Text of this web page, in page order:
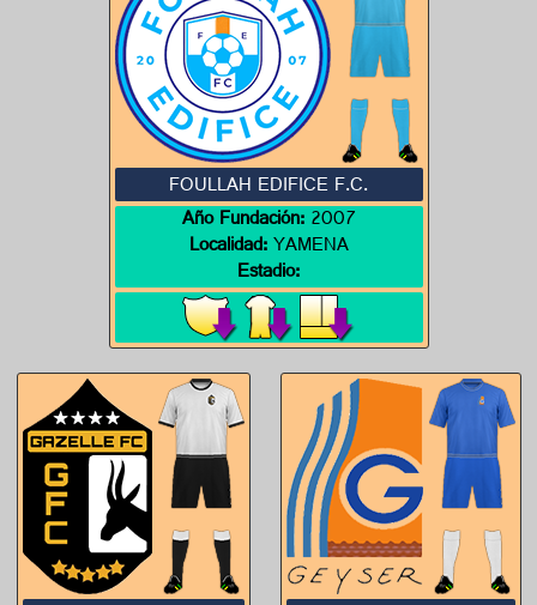
FOULLAH EDIFICE F.C.
Año Fundación:2007
Localidad:YAMENA
Estadio: